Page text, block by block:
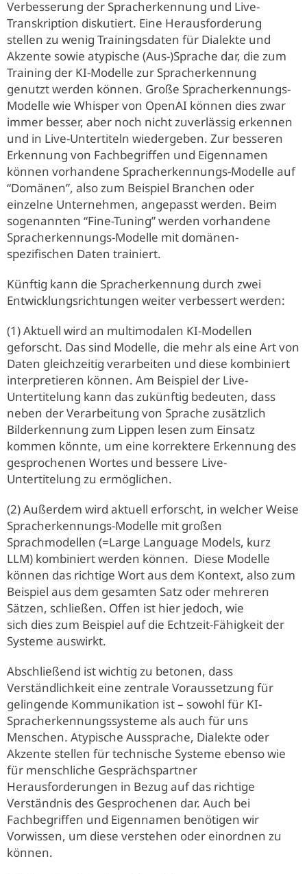
Verbesserung der Spracherkennung und Live-
Transkription diskutiert. Eine Herausforderung
stellen zu wenig Trainingsdaten für Dialekte und
Akzente sowie atypische (Aus-)Sprache dar, die zum
Training der KI-Modelle zur Spracherkennung
genutzt werden können. Große Spracherkennungs-
Modelle wie Whisper von OpenAI können dies zwar
immer besser, aber noch nicht zuverlässig erkennen
und in Live-Untertiteln wiedergeben. Zur besseren
Erkennung von Fachbegriffen und Eigennamen
können vorhandene Spracherkennungs-Modelle auf
“Domänen”, also zum Beispiel Branchen oder
einzelne Unternehmen, angepasst werden. Beim
sogenannten “Fine-Tuning” werden vorhandene
Spracherkennungs-Modelle mit domänen-
spezifischen Daten trainiert.
Künftig kann die Spracherkennung durch zwei
Entwicklungsrichtungen weiter verbessert werden:
(1) Aktuell wird an multimodalen KI-Modellen
geforscht. Das sind Modelle, die mehr als eine Art von
Daten gleichzeitig verarbeiten und diese kombiniert
interpretieren können. Am Beispiel der Live-
Untertitelung kann das zukünftig bedeuten, dass
neben der Verarbeitung von Sprache zusätzlich
Bilderkennung zum Lippen lesen zum Einsatz
kommen könnte, um eine korrektere Erkennung des
gesprochenen Wortes und bessere Live-
Untertitelung zu ermöglichen.
(2) Außerdem wird aktuell erforscht, in welcher Weise
Spracherkennungs-Modelle mit großen
Sprachmodellen (=Large Language Models, kurz
LLM) kombiniert werden können. Diese Modelle
können das richtige Wort aus dem Kontext, also zum
Beispiel aus dem gesamten Satz oder mehreren
Sätzen, schließen. Offen ist hier jedoch, wie
sich dies zum Beispiel auf die Echtzeit-Fähigkeit der
Systeme auswirkt.
Abschließend ist wichtig zu betonen, dass
Verständlichkeit eine zentrale Voraussetzung für
gelingende Kommunikation ist – sowohl für KI-
Spracherkennungssysteme als auch für uns
Menschen. Atypische Aussprache, Dialekte oder
Akzente stellen für technische Systeme ebenso wie
für menschliche Gesprächspartner
Herausforderungen in Bezug auf das richtige
Verständnis des Gesprochenen dar. Auch bei
Fachbegriffen und Eigennamen benötigen wir
Vorwissen, um diese verstehen oder einordnen zu
können.